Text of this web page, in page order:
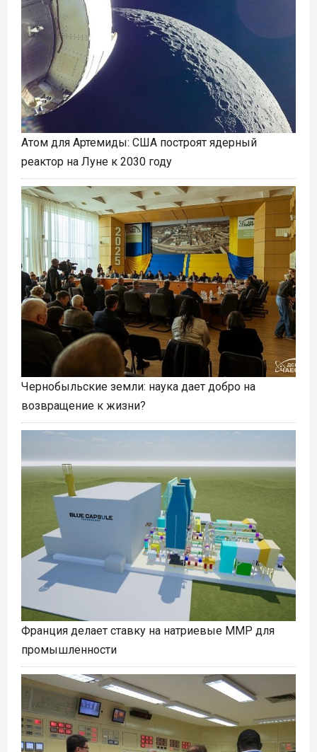
Атом для Артемиды: США построят ядерный
реактор на Луне к 2030 году
Чернобыльские земли: наука дает добро на
возвращение к жизни?
Франция делает ставку на натриевые ММР для
промышленности